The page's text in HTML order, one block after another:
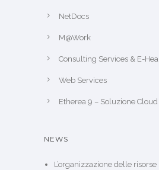
NetDocs
M@Work
Consulting Services & E-
Web Services
Etherea 9 – Soluzione Cloud
NEWS
L’organizzazione delle